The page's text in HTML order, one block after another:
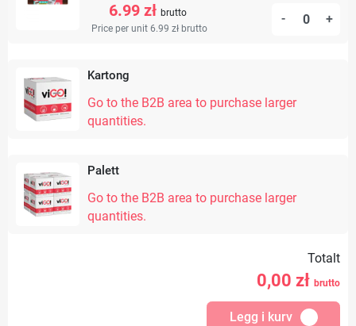
6.99 zł brutto
Price per unit 6.99 zł brutto
- +
Kartong
Go to the B2B area to purchase larger
quantities.
Palett
Go to the B2B area to purchase larger
quantities.
Totalt
0,00 zł brutto
Legg i kurv